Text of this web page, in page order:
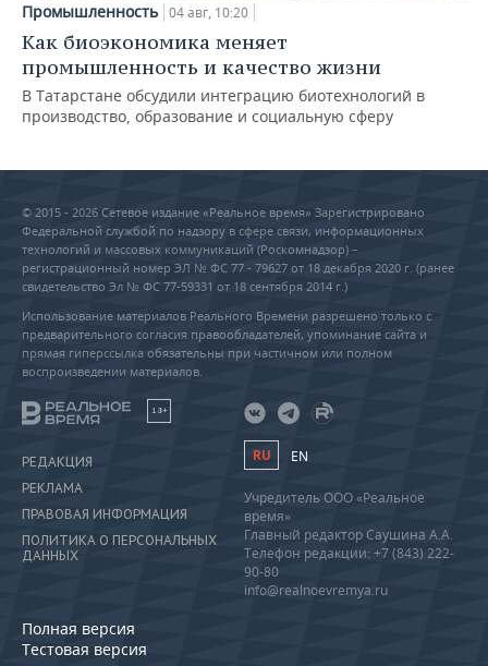
Промышленность 04 авг, 10:20
Как биоэкономика меняет
промышленность и качество жизни
В Татарстане обсудили интеграцию биотехнологий в
производство, образование и социальную сферу
© 2015 - 2026 Сетевое издание «Реальное время» Зарегистрировано
Федеральной службой по надзору в сфере связи, информационных
технологий и массовых коммуникаций (Роскомнадзор) –
регистрационный номер ЭЛ № ФС 77 - 79627 от 18 декабря 2020 г. (ранее
свидетельство Эл № ФС 77-59331 от 18 сентября 2014 г.)
Использование материалов Реального Времени разрешено только с
предварительного согласия правообладателей, упоминание сайта и
прямая гиперссылка обязательны при частичном или полном
воспроизведении материалов.
18+
РЕДАКЦИЯ
РЕКЛАМА
ПРАВОВАЯ ИНФОРМАЦИЯ
ПОЛИТИКА О ПЕРСОНАЛЬНЫХ
ДАННЫХ
Полная версия
Тестовая версия
RU EN
Учредитель ООО «Реальное
время»
Главный редактор Саушина А.А.
Телефон редакции: +7 (843) 222-
90-80
info@realnoevremya.ru